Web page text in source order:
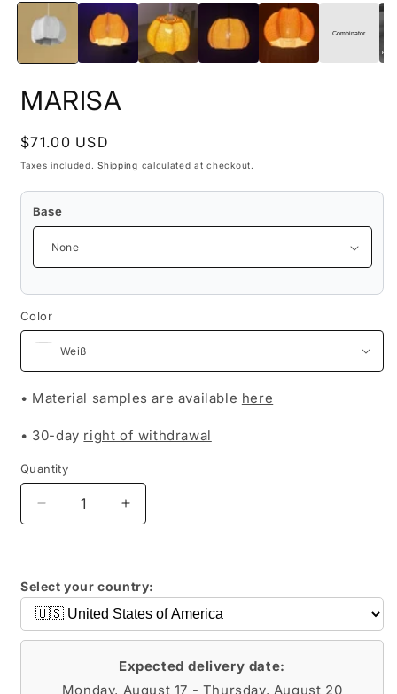
modal
Combinator
MARISA
Regular
price
$71.00 USD
Taxes included.Shipping calculated at checkout.
Base
Color
• Material samples are available here
• 30-day right of withdrawal
Quantity
Decrease
quantity
Increase
quantity
Select your country:
Expected delivery date:
Monday, August 17 - Thursday, August 20